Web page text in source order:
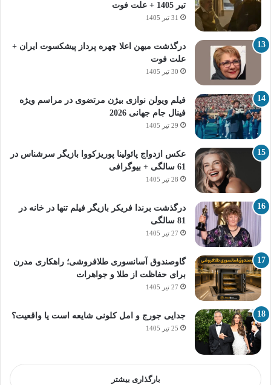
تیر 1405 + علت فوت
31 تیر 1405
درگذشت میهن اعلا چهره پرداز پیشکسوت ایران +
علت فوت
30 تیر 1405
فیلم ویولن نوازی بیژن مرتضوی در مراسم ویژه
فینال جام جهانی 2026
29 تیر 1405
عکس ازدواج پائولینا پوریزکووا بازیگر سرشناس در
61 سالگی + بیوگرافی
28 تیر 1405
درگذشت برندا فریکر بازیگر فیلم تنها در خانه در
81 سالگی
27 تیر 1405
گاوصندوق آسانسوری طلافروشی؛ راهکاری مدرن
برای حفاظت از طلا و جواهرات
27 تیر 1405
جدایی جورج و امل کلونی شایعه است یا واقعیت؟
25 تیر 1405
بارگذاری بیشتر